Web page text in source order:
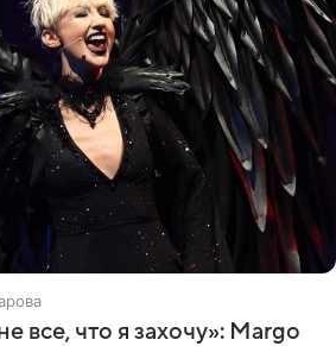
все, что я захочу»: Margo